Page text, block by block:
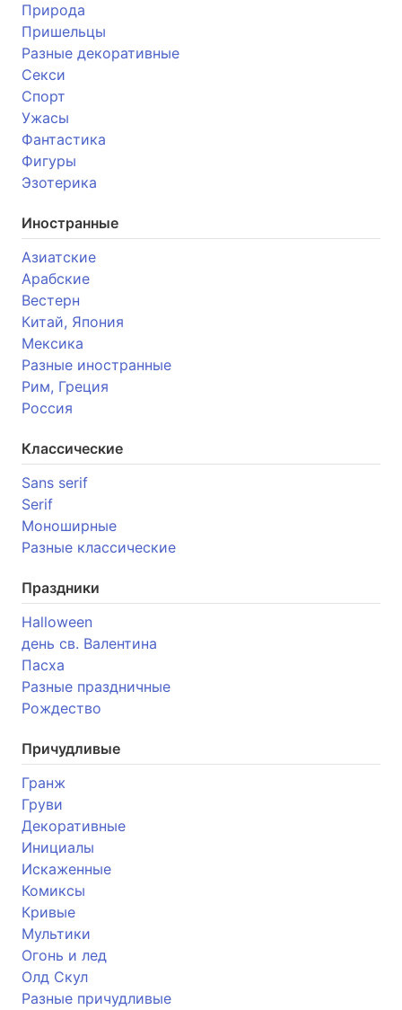
Природа
Пришельцы
Разные декоративные
Секси
Спорт
Ужасы
Фантастика
Фигуры
Эзотерика
Иностранные
Азиатские
Арабские
Вестерн
Китай, Япония
Мексика
Разные иностранные
Рим, Греция
Россия
Классические
Sans serif
Serif
Моноширные
Разные классические
Праздники
Halloween
день св. Валентина
Пасха
Разные праздничные
Рождество
Причудливые
Гранж
Груви
Декоративные
Инициалы
Искаженные
Комиксы
Кривые
Мультики
Огонь и лед
Олд Скул
Разные причудливые